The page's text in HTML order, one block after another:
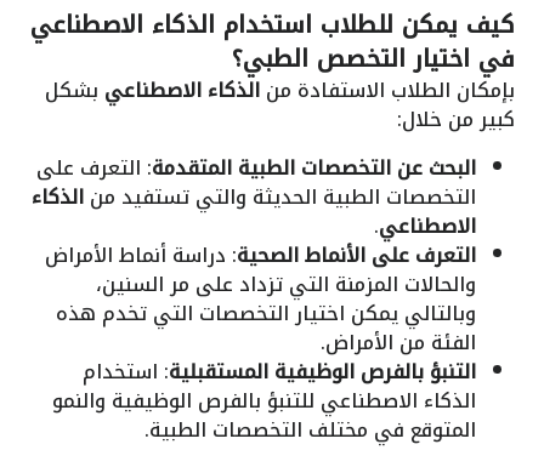
كيف يمكن للطلاب استخدام الذكاء الاصطناعي
في اختيار التخصص الطبي؟
بإمكان الطلاب الاستفادة منالذكاء الاصطناعي بشكل
كبير من خلال:
البحث عن التخصصات الطبية المتقدمة: التعرف على
التخصصات الطبية الحديثة والتي تستفيد منالذكاء
الاصطناعي.
التعرف على الأنماط الصحية: دراسة أنماط الأمراض
والحالات المزمنة التي تزداد على مر السنين،
وبالتالي يمكن اختيار التخصصات التي تخدم هذه
الفئة من الأمراض.
التنبؤ بالفرص الوظيفية المستقبلية: استخدام
الذكاء الاصطناعي للتنبؤ بالفرص الوظيفية والنمو
المتوقع في مختلف التخصصات الطبية.